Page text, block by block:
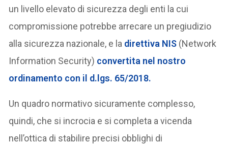
un livello elevato di sicurezza degli enti la cui
compromissione potrebbe arrecare un pregiudizio
alla sicurezza nazionale, e la direttiva NIS (Network
Information Security) convertita nel nostro
ordinamento con il d.lgs. 65/2018.
Un quadro normativo sicuramente complesso,
quindi, che si incrocia e si completa a vicenda
nell’ottica di stabilire precisi obblighi di